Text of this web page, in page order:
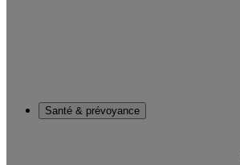
Santé & prévoyance